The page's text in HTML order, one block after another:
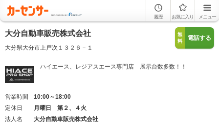
履歴 お気に入り メニュー
大分自動車販売株式会社
大分県大分市上戸次１３２６－１
無
料
電話する
ハイエース、レジアスエース専門店 展示台数多数！！
営業時間
10:00～18:00
定休日
月曜日 第２、４火
法人名
大分自動車販売株式会社